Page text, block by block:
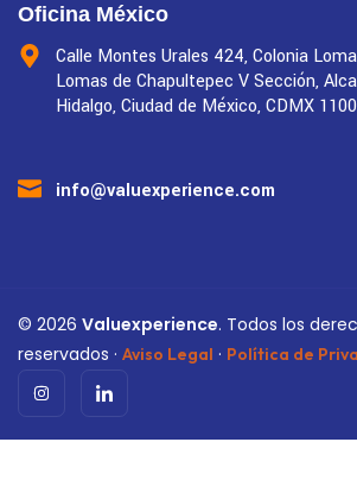
Oficina México
Calle Montes Urales 424, Colonia
Lomas de Chapultepec V Sección,
Hidalgo, Ciudad de México, CDMX
info@valuexperience.com
© 2026 Valuexperience. Todos los
reservados · Aviso Legal · Política de